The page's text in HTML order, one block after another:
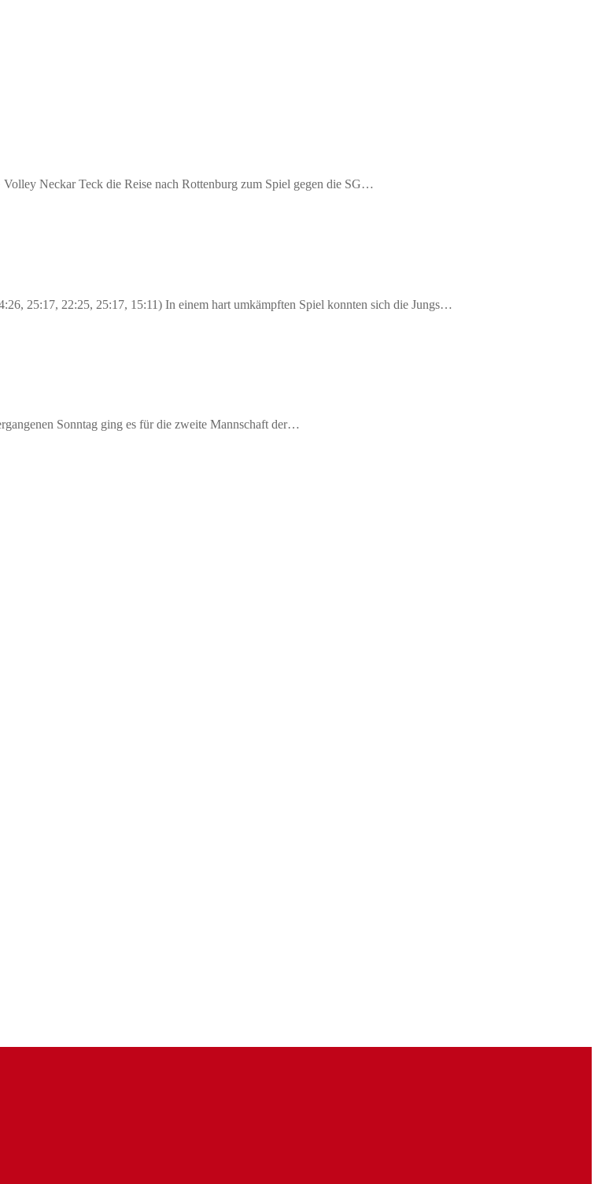
Neckar Teck die Reise nach Rottenburg zum Spiel gegen die SG…
25:17, 22:25, 25:17, 15:11) In einem hart umkämpften Spiel konnten sich die Jungs…
Sonntag ging es für die zweite Mannschaft der…